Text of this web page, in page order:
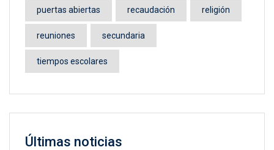
puertas abiertas recaudación religión
reuniones secundaria
tiempos escolares
Últimas noticias